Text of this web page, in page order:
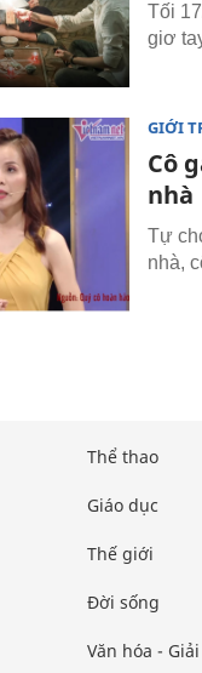
Tối
giơ
GIỚI
Cô
nhà
Tự
nhà,
Thể thao
Giáo dục
Thế giới
Đời sống
Văn hóa -